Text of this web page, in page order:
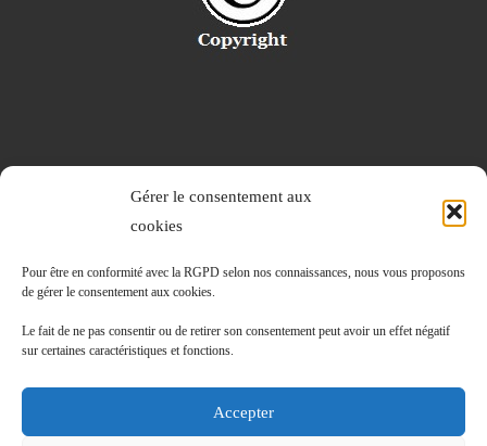
Gérer le consentement aux
cookies
Pour être en conformité avec la RGPD selon nos connaissances, nous vous proposons
de gérer le consentement aux cookies.
Le fait de ne pas consentir ou de retirer son consentement peut avoir un effet négatif
sur certaines caractéristiques et fonctions.
Accepter